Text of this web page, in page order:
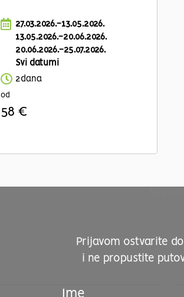
27.03.2026.-13.05.2026.
13.05.2026.-20.06.2026.
20.06.2026.-25.07.2026.
Svi datumi
2dana
od
58 €
Prijavom ostvarite
i ne propustite